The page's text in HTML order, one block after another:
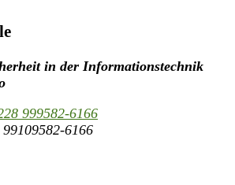
in der Informationstechnik
999582-6166
6166